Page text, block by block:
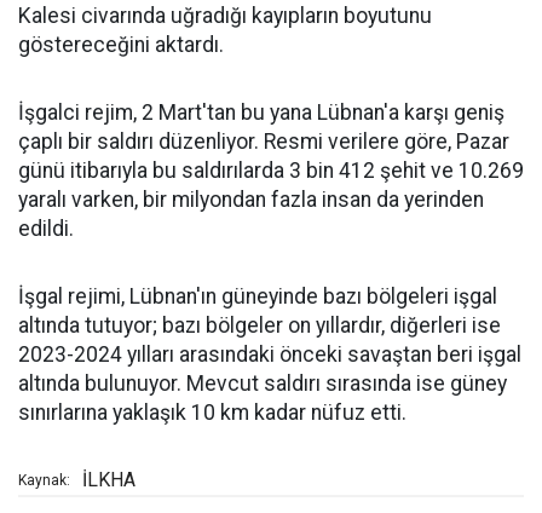
Kalesi civarında uğradığı kayıpların boyutunu
göstereceğini aktardı.
İşgalci rejim, 2 Mart'tan bu yana Lübnan'a karşı geniş
çaplı bir saldırı düzenliyor. Resmi verilere göre, Pazar
günü itibarıyla bu saldırılarda 3 bin 412 şehit ve 10.269
yaralı varken, bir milyondan fazla insan da yerinden
edildi.
İşgal rejimi, Lübnan'ın güneyinde bazı bölgeleri işgal
altında tutuyor; bazı bölgeler on yıllardır, diğerleri ise
2023-2024 yılları arasındaki önceki savaştan beri işgal
altında bulunuyor. Mevcut saldırı sırasında ise güney
sınırlarına yaklaşık 10 km kadar nüfuz etti.
Kaynak: İLKHA